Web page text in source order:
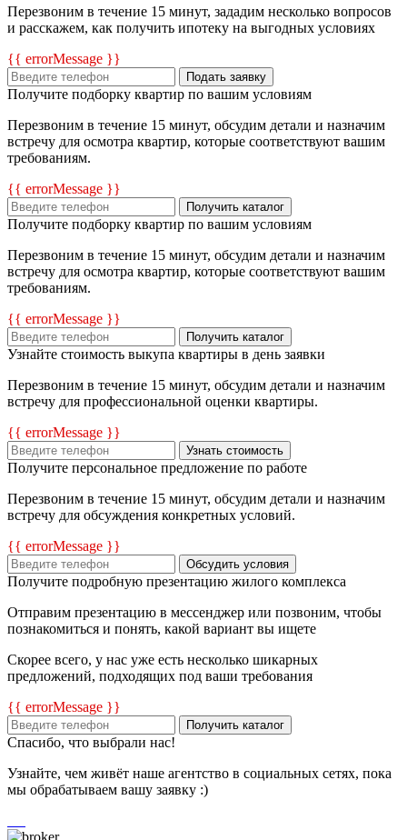
Перезвоним в течение 15 минут, зададим несколько вопросов
и расскажем, как получить ипотеку на выгодных условиях
{{ errorMessage }}
Подать заявку
Получите подборку квартир по вашим условиям
Перезвоним в течение 15 минут, обсудим детали и назначим
встречу для осмотра квартир, которые соответствуют вашим
требованиям.
{{ errorMessage }}
Получить каталог
Получите подборку квартир по вашим условиям
Перезвоним в течение 15 минут, обсудим детали и назначим
встречу для осмотра квартир, которые соответствуют вашим
требованиям.
{{ errorMessage }}
Получить каталог
Узнайте стоимость выкупа квартиры в день заявки
Перезвоним в течение 15 минут, обсудим детали и назначим
встречу для профессиональной оценки квартиры.
{{ errorMessage }}
Узнать стоимость
Получите персональное предложение по работе
Перезвоним в течение 15 минут, обсудим детали и назначим
встречу для обсуждения конкретных условий.
{{ errorMessage }}
Обсудить условия
Получите подробную презентацию жилого комплекса
Отправим презентацию в мессенджер или позвоним, чтобы
познакомиться и понять, какой вариант вы ищете
Скорее всего, у нас уже есть несколько шикарных
предложений, подходящих под ваши требования
{{ errorMessage }}
Получить каталог
Спасибо, что выбрали нас!
Узнайте, чем живёт наше агентство в социальных сетях, пока
мы обрабатываем вашу заявку :)